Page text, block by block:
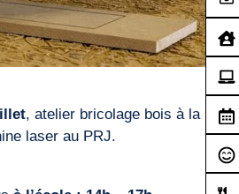
, atelier bricolage bois à la
laser au PRJ.